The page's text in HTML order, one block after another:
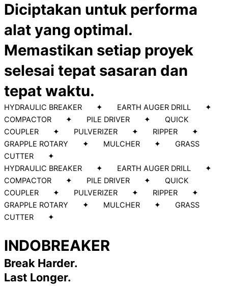
Diciptakan untuk performa
alat yang optimal.
Memastikan setiap proyek
selesai tepat sasaran dan
tepat waktu.
HYDRAULIC BREAKER ✦ EARTH AUGER DRILL ✦
COMPACTOR ✦ PILE DRIVER ✦ QUICK
COUPLER ✦ PULVERIZER ✦ RIPPER ✦
GRAPPLE ROTARY ✦ MULCHER ✦ GRASS
CUTTER ✦
HYDRAULIC BREAKER ✦ EARTH AUGER DRILL ✦
COMPACTOR ✦ PILE DRIVER ✦ QUICK
COUPLER ✦ PULVERIZER ✦ RIPPER ✦
GRAPPLE ROTARY ✦ MULCHER ✦ GRASS
CUTTER ✦
INDOBREAKER
Break Harder.
Last Longer.